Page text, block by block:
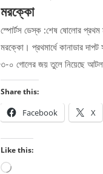
মরক্কো
স্পোর্টস ডেস্ক :শেষ ষোলোর প্রথম
মরক্কো। প্রথমার্ধে কানাডার দাপট
৩-০ গোলের জয় তুলে নিয়েছে
Share this:
Facebook X
Like this:
Loading…